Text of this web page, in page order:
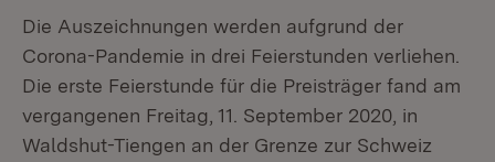
Die Auszeichnungen werden aufgrund der
Corona-Pandemie in drei Feierstunden verliehen.
Die erste Feierstunde für die Preisträger fand am
vergangenen Freitag, 11. September 2020, in
Waldshut-Tiengen an der Grenze zur Schweiz